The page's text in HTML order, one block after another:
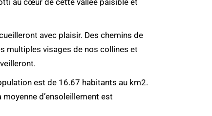
au cœur de cette vallée paisible et
avec plaisir. Des chemins de
multiples visages de nos collines et
est de 16.67 habitants au km2.
d’ensoleillement est